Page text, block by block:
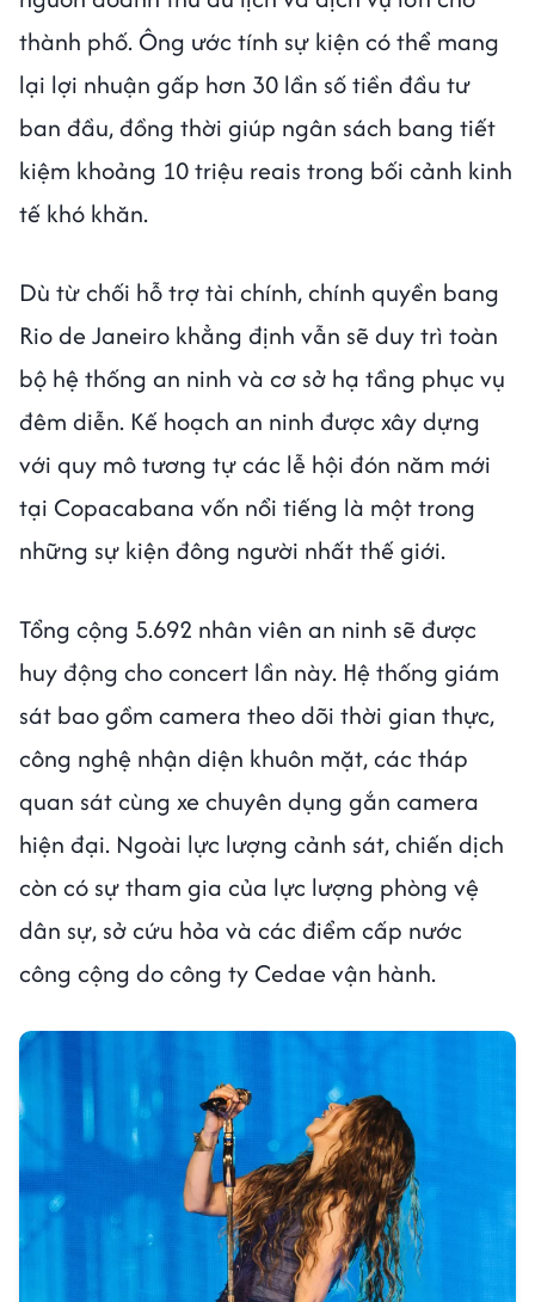
thành phố. Ông ước tính sự kiện có thể mang
lại lợi nhuận gấp hơn 30 lần số tiền đầu tư
ban đầu, đồng thời giúp ngân sách bang tiết
kiệm khoảng 10 triệu reais trong bối cảnh kinh
tế khó khăn.
Dù từ chối hỗ trợ tài chính, chính quyền bang
Rio de Janeiro khẳng định vẫn sẽ duy trì toàn
bộ hệ thống an ninh và cơ sở hạ tầng phục vụ
đêm diễn. Kế hoạch an ninh được xây dựng
với quy mô tương tự các lễ hội đón năm mới
tại Copacabana vốn nổi tiếng là một trong
những sự kiện đông người nhất thế giới.
Tổng cộng 5.692 nhân viên an ninh sẽ được
huy động cho concert lần này. Hệ thống giám
sát bao gồm camera theo dõi thời gian thực,
công nghệ nhận diện khuôn mặt, các tháp
quan sát cùng xe chuyên dụng gắn camera
hiện đại. Ngoài lực lượng cảnh sát, chiến dịch
còn có sự tham gia của lực lượng phòng vệ
dân sự, sở cứu hỏa và các điểm cấp nước
công cộng do công ty Cedae vận hành.